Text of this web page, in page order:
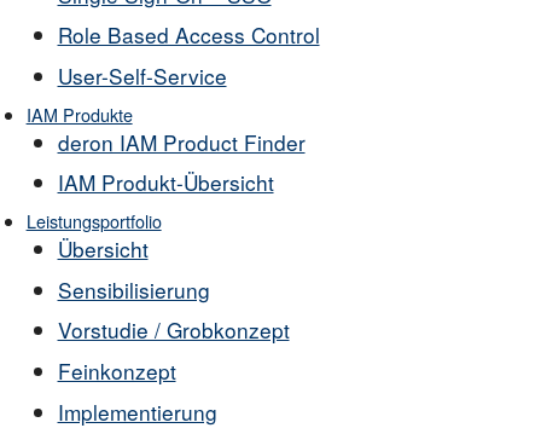
Role Based Access Control
User-Self-Service
IAM Produkte
deron IAM Product Finder
IAM Produkt-Übersicht
Leistungsportfolio
Übersicht
Sensibilisierung
Vorstudie / Grobkonzept
Feinkonzept
Implementierung